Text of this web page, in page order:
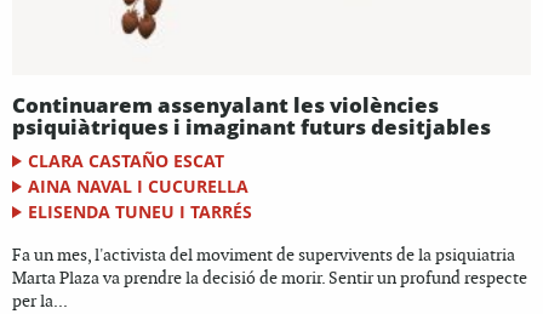
Continuarem assenyalant les violències
psiquiàtriques i imaginant futurs desitjables
CLARA CASTAÑO ESCAT
AINA NAVAL I CUCURELLA
ELISENDA TUNEU I TARRÉS
Fa un mes, l'activista del moviment de supervivents de la psiquiatria
Marta Plaza va prendre la decisió de morir. Sentir un profund respecte
per la...